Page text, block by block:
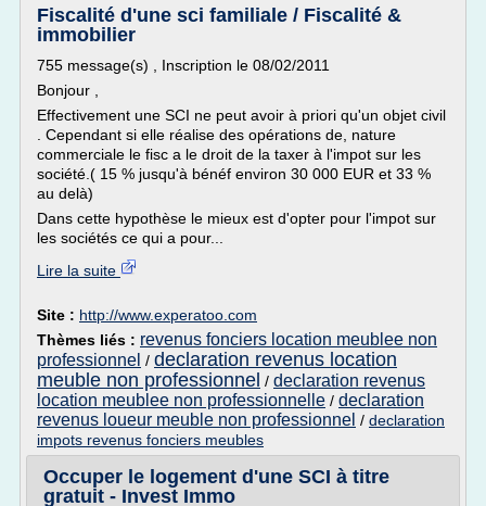
Fiscalité d'une sci familiale / Fiscalité &
immobilier
755 message(s) , Inscription le 08/02/2011
Bonjour ,
Effectivement une SCI ne peut avoir à priori qu'un objet civil
. Cependant si elle réalise des opérations de, nature
commerciale le fisc a le droit de la taxer à l'impot sur les
société.( 15 % jusqu'à bénéf environ 30 000 EUR et 33 %
au delà)
Dans cette hypothèse le mieux est d'opter pour l'impot sur
les sociétés ce qui a pour...
Lire la suite
Site : http://www.experatoo.com
Thèmes liés : revenus fonciers location meublee non
professionnel / declaration revenus location
meuble non professionnel / declaration revenus
location meublee non professionnelle / declaration
revenus loueur meuble non professionnel / declaration
impots revenus fonciers meubles
Occuper le logement d'une SCI à titre
gratuit - Invest Immo